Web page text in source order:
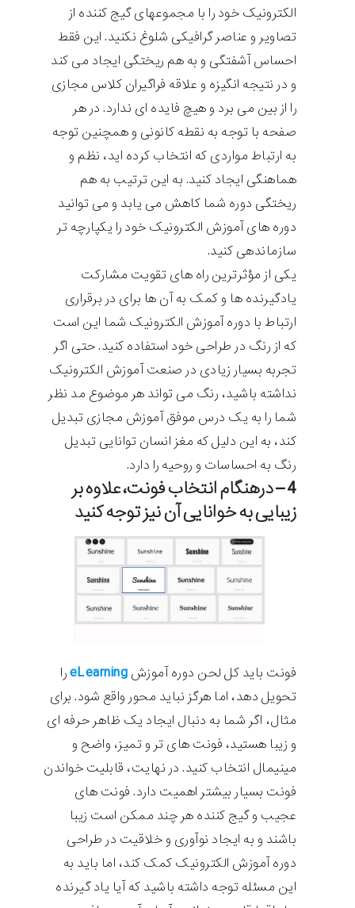
الکترونیک خود را با مجموعهای گیج کننده از
تصاویر و عناصر گرافیکی شلوغ نکنید. این فقط
احساس آشفتگی و به هم ریختگی ایجاد می کند
و در نتیجه انگیزه و علاقه فراگیران کلاس مجازی
را از بین می برد و هیچ فایده ای ندارد. در هر
صفحه با توجه به نقطه کانونی و همچنین توجه
به ارتباط مواردی که انتخاب کرده اید، نظم و
هماهنگی ایجاد کنید. به این ترتیب به هم
ریختگی دوره شما کاهش می یابد و می توانید
دوره های آموزش الکترونیک خود را یکپارچه تر
سازماندهی کنید.
یکی از مؤثرترین راه های تقویت مشارکت
یادگیرنده ها و کمک به آن ها برای در برقراری
ارتباط با دوره آموزش الکترونیک شما این است
که از رنگ در طراحی خود استفاده کنید. حتی اگر
تجربه بسیار زیادی در صنعت آموزش الکترونیک
نداشته باشید، رنگ می تواند هر موضوع مد نظر
شما را به یک درس موفق آموزش مجازی تبدیل
کند، به این دلیل که مغز انسان توانایی تبدیل
رنگ به احساسات و روحیه را دارد.
4 – درهنگام انتخاب فونت، علاوه بر
زیبایی به خوانایی آن نیز توجه کنید
فونت باید کل لحن دوره آموزش eLearningرا
تحویل دهد، اما هرگز نباید محور واقع شود. برای
مثال، اگر شما به دنبال ایجاد یک ظاهر حرفه ای
و زیبا هستید، فونت های تر و تمیز، واضح و
مینیمال انتخاب کنید. در نهایت، قابلیت خواندن
فونت بسیار بیشتر اهمیت دارد. فونت های
عجیب و گیج کننده هر چند ممکن است زیبا
باشند و به ایجاد نوآوری و خلاقیت در طراحی
دوره آموزش الکترونیک کمک کند، اما باید به
این مسئله توجه داشته باشید که آیا یاد گیرنده